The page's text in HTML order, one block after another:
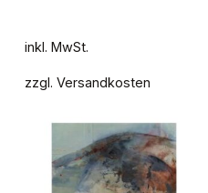
inkl. MwSt.
zzgl. Versandkosten